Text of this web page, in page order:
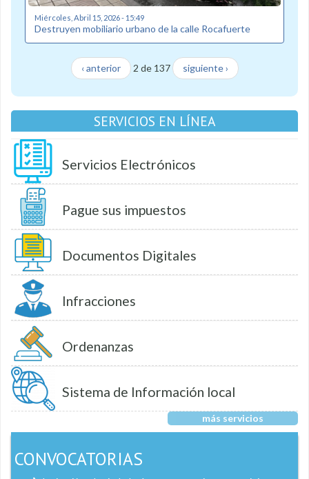
Miércoles, Abril 15, 2026 - 15:49
Destruyen mobiliario urbano de la calle Rocafuerte
‹ anterior 2 de 137 siguiente ›
SERVICIOS EN LÍNEA
Servicios Electrónicos
Pague sus impuestos
Documentos Digitales
Infracciones
Ordenanzas
Sistema de Información local
más servicios
CONVOCATORIAS